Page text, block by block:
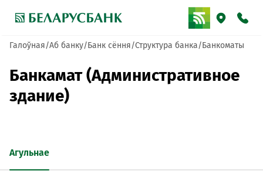
Галоўная Аб банку Банк сёння Структура банка Банкоматы
Банкамат (Административное
здание)
Агульнае